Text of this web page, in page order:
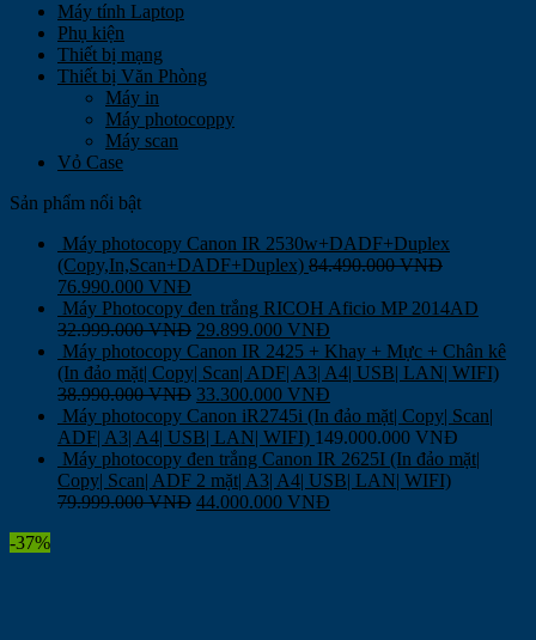
Máy tính Laptop
Phụ kiện
Thiết bị mạng
Thiết bị Văn Phòng
Máy in
Máy photocoppy
Máy scan
Vỏ Case
Sản phẩm nổi bật
Máy photocopy Canon IR 2530w+DADF+Duplex
(Copy,In,Scan+DADF+Duplex) 84.490.000VNĐ
76.990.000 VNĐ
Máy Photocopy đen trắng RICOH Aficio MP 2014AD
32.999.000VNĐ 29.899.000 VNĐ
Máy photocopy Canon IR 2425 + Khay + Mực + Chân kê
(In đảo mặt| Copy| Scan| ADF| A3| A4| USB| LAN| WIFI)
38.990.000VNĐ 33.300.000 VNĐ
Máy photocopy Canon iR2745i (In đảo mặt| Copy| Scan|
ADF| A3| A4| USB| LAN| WIFI) 149.000.000 VNĐ
Máy photocopy đen trắng Canon IR 2625I (In đảo mặt|
Copy| Scan| ADF 2 mặt| A3| A4| USB| LAN| WIFI)
79.999.000VNĐ 44.000.000 VNĐ
-37%